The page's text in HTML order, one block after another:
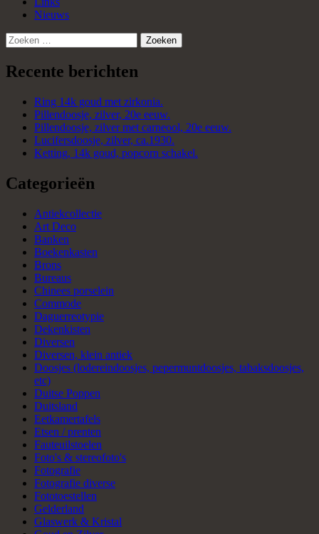
Nieuws
Zoeken
naar:
Recente berichten
Ring 14k goud met zirkonia.
Pillendoosje, zilver, 20e eeuw.
Pillendoosje, zilver met carneool, 20e eeuw.
Lucifersdoosje, zilver, ca.1930.
Ketting, 14k goud, popcorn schakel.
Categorieën
Antiekcollectie
Art Deco
Banken
Boekenkasten
Brons
Bureaus
Chinees porselein
Commode
Daguerreotypie
Dekenkisten
Diversen
Diversen, klein antiek
Doosjes (lodereindoosjes, pepermuntdoosjes, tabaksdoosjes,
etc)
Duitse Poppen
Duitsland
Eetkamertafels
Etsen / prenten
Fauteuilstoelen
Foto's & stereofoto's
Fotografie
Fotografie diverse
Fototoestellen
Gelderland
Glaswerk & Kristal